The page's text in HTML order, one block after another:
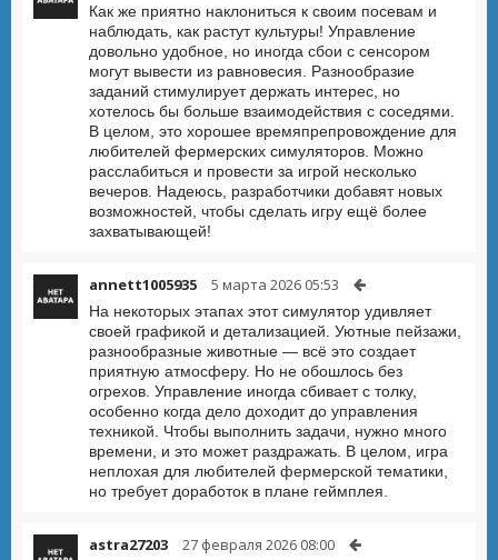
Как же приятно наклониться к своим посевам и
наблюдать, как растут культуры! Управление
довольно удобное, но иногда сбои с сенсором
могут вывести из равновесия. Разнообразие
заданий стимулирует держать интерес, но
хотелось бы больше взаимодействия с соседями.
В целом, это хорошее времяпрепровождение для
любителей фермерских симуляторов. Можно
расслабиться и провести за игрой несколько
вечеров. Надеюсь, разработчики добавят новых
возможностей, чтобы сделать игру ещё более
захватывающей!
annett1005935 5 марта 2026 05:53
На некоторых этапах этот симулятор удивляет
своей графикой и детализацией. Уютные пейзажи,
разнообразные животные — всё это создает
приятную атмосферу. Но не обошлось без
огрехов. Управление иногда сбивает с толку,
особенно когда дело доходит до управления
техникой. Чтобы выполнить задачи, нужно много
времени, и это может раздражать. В целом, игра
неплохая для любителей фермерской тематики,
но требует доработок в плане геймплея.
astra27203 27 февраля 2026 08:00